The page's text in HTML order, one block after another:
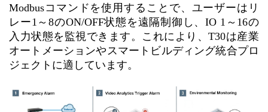
Modbusコマンドを使用することで、ユーザーはリ
レー1～8のON/OFF状態を遠隔制御し、IO 1～16の
入力状態を監視できます。これにより、T30は産業
オートメーションやスマートビルディング統合プロ
ジェクトに適しています。